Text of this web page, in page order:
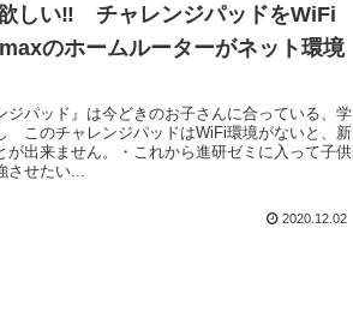
しい‼ チャレンジパッドをWiFi
のホームルーターがネット環境
ジパッド』は今どきのお子さんに合っている、学
このチャレンジパッドはWiFi環境がないと、新
が出来ません。・これから進研ゼミに入って子供
せたい...
2020.12.02